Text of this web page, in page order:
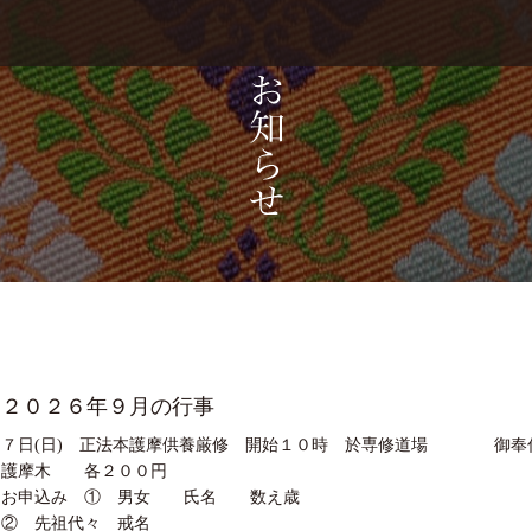
２０２６年９月の行事
７日(日) 正法本護摩供養厳修 開始１０時 於専修道場 御
護摩木 各２００円
お申込み ① 男女 氏名 数え歳
② 先祖代々 戒名